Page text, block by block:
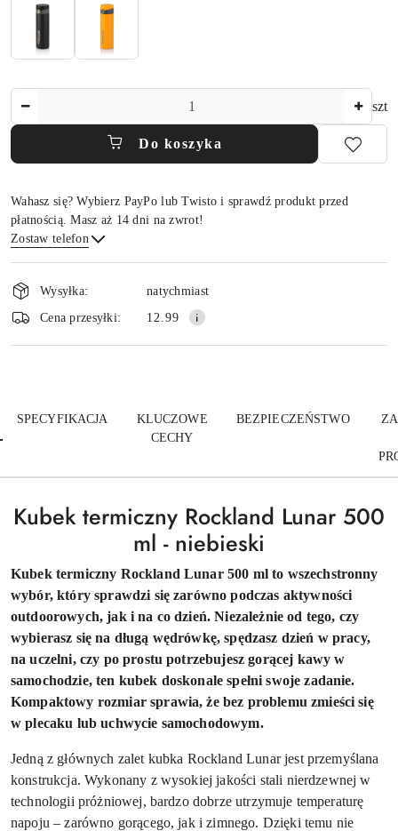
szt
Do koszyka
Wahasz się? Wybierz PayPo lub Twisto i sprawdź produkt przed
płatnością. Masz aż 14 dni na zwrot!
Zostaw telefon
Wyślij
Dostępność
i
dostawa
Wysyłka:
natychmiast
Cena przesyłki:
12.99
SPECYFIKACJA
KLUCZOWE
CECHY
BEZPIECZEŃSTWO
Kubek termiczny Rockland Lunar 500
ml - niebieski
Kubek termiczny Rockland Lunar 500 ml to wszechstronny
wybór, który sprawdzi się zarówno podczas aktywności
outdoorowych, jak i na co dzień. Niezależnie od tego, czy
wybierasz się na długą wędrówkę, spędzasz dzień w pracy,
na uczelni, czy po prostu potrzebujesz gorącej kawy w
samochodzie, ten kubek doskonale spełni swoje zadanie.
Kompaktowy rozmiar sprawia, że bez problemu zmieści się
w plecaku lub uchwycie samochodowym.
Jedną z głównych zalet kubka Rockland Lunar jest przemyślana
konstrukcja. Wykonany z wysokiej jakości stali nierdzewnej w
technologii próżniowej, bardzo dobrze utrzymuje temperaturę
napoju – zarówno gorącego, jak i zimnego. Dzięki temu nie